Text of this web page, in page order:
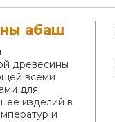
абаш
древесины
всеми
для
изделий в
и